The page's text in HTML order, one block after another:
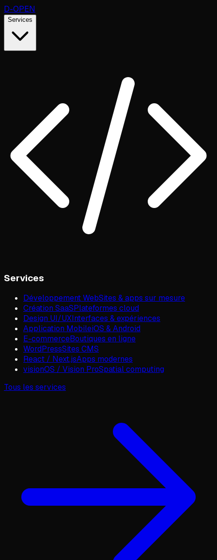
D-OPEN
Services
Services
Développement WebSites & apps sur mesure
Création SaaSPlateformes cloud
Design UI/UXInterfaces & expériences
Application MobileiOS & Android
E-commerceBoutiques en ligne
WordPressSites CMS
React / Next.jsApps modernes
visionOS / Vision ProSpatial computing
Tous les services